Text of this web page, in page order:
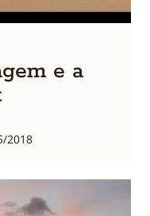
e a
2018